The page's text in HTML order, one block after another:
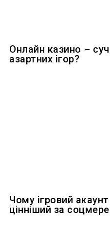
Онлайн казино –
азартних ігор?
Чому ігровий
цінніший за